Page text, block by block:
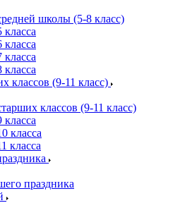
школы (5-8 класс)
класса
класса
класса
класса
классов (9-11 класс)
классов (9-11 класс)
класса
класса
класса
праздника